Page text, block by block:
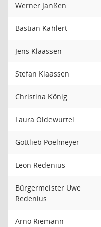
Werner Janßen
Bastian Kahlert
Jens Klaassen
Stefan Klaassen
Christina König
Laura Oldewurtel
Gottlieb Poelmeyer
Leon Redenius
Bürgermeister Uwe
Redenius
Arno Riemann